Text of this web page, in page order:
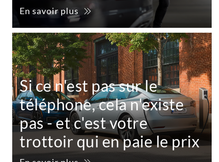
En savoir plus
Si ce n'est pas sur le
téléphone, cela n'existe
pas - et c'est votre
trottoir qui en paie le prix